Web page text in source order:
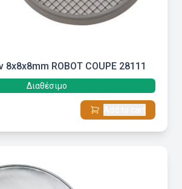
ROBOT COUPE 28111
Διαθέσιμο